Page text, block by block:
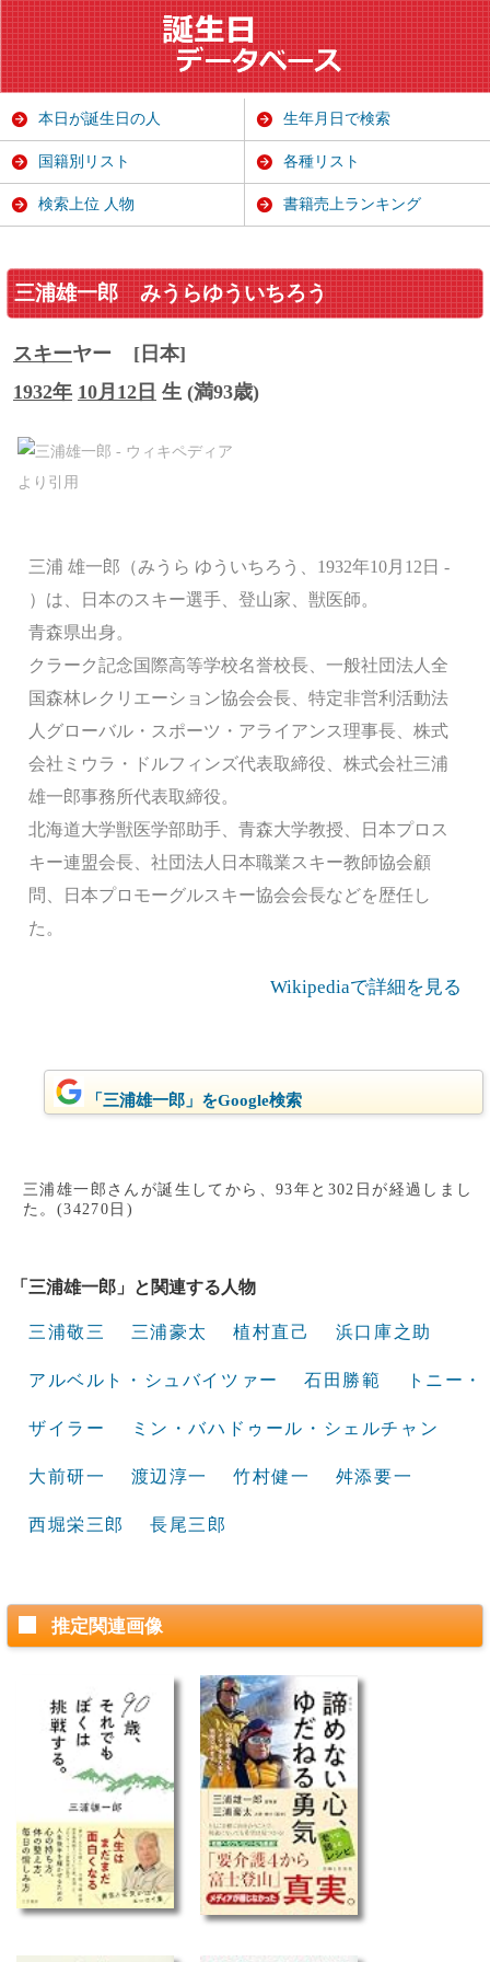
三浦雄一郎 みうらゆういちろう
スキーヤー
[日本]
1932年 10月12日 生 (満93歳)
三浦 雄一郎（みうら ゆういちろう、1932年10月12日 -
）は、日本のスキー選手、登山家、獣医師。
青森県出身。
クラーク記念国際高等学校名誉校長、一般社団法人全
国森林レクリエーション協会会長、特定非営利活動法
人グローバル・スポーツ・アライアンス理事長、株式
会社ミウラ・ドルフィンズ代表取締役、株式会社三浦
雄一郎事務所代表取締役。
北海道大学獣医学部助手、青森大学教授、日本プロス
キー連盟会長、社団法人日本職業スキー教師協会顧
問、日本プロモーグルスキー協会会長などを歴任し
た。
Wikipediaで詳細を見る
「三浦雄一郎」をGoogle検索
三浦雄一郎さんが誕生してから、93年と302日が経過しまし
た。(34270日)
「三浦雄一郎」と関連する人物
三浦敬三 三浦豪太 植村直己 浜口庫之助
アルベルト・シュバイツァー 石田勝範 トニー・
ザイラー ミン・バハドゥール・シェルチャン
大前研一 渡辺淳一 竹村健一 舛添要一
西堀栄三郎 長尾三郎
推定関連画像
本日が誕生日の人 生年月日で検索
国籍別リスト 各種リスト
検索上位 人物 書籍売上ランキング